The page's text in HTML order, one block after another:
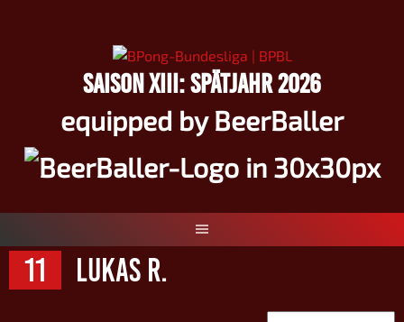
SAISON XIII: SPÄTJAHR 2026
equipped by BeerBaller
11 Lukas R.